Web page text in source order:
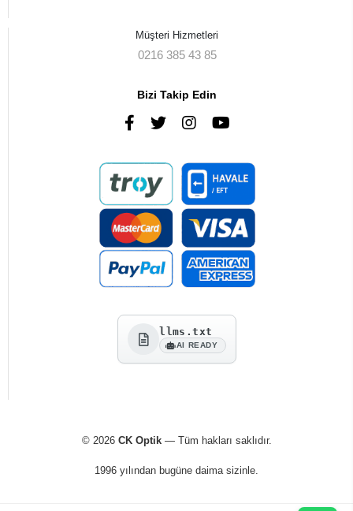
Müşteri Hizmetleri
0216 385 43 85
Bizi Takip Edin
llms.txt
AI READY
© 2026 CK Optik— Tüm hakları saklıdır.
1996 yılından bugüne daima sizinle.